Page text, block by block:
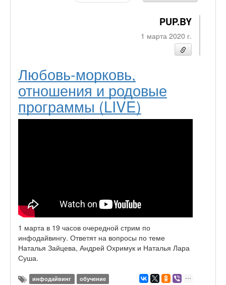
PUP.BY
1 марта 2020 г.
Любовь-морковь,
отношения и родовые
программы (LIVE)
1 марта в 19 часов очередной стрим по
инфодайвингу. Ответят на вопросы по теме
Наталья Зайцева, Андрей Охримук и Наталья Лара
Суша.
инфодайвинг обучение